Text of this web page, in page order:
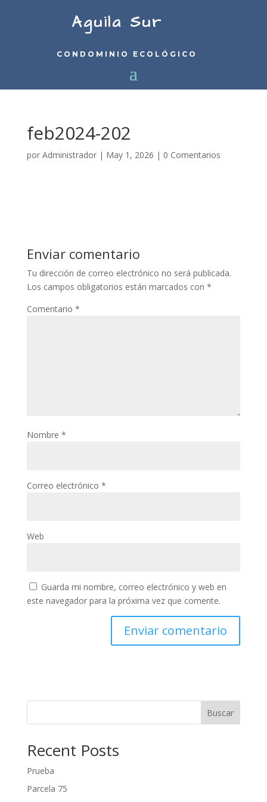
Aguila Sur
CONDOMINIO ECOLÓGICO
feb2024-202
por Administrador| May 1, 2026 | 0 Comentarios
Enviar comentario
Tu dirección de correo electrónico no será publicada.
Los campos obligatorios están marcados con *
Comentario *
Nombre *
Correo electrónico *
Web
Guarda mi nombre, correo electrónico y web en
este navegador para la próxima vez que comente.
Buscar
Recent Posts
Prueba
Parcela 75